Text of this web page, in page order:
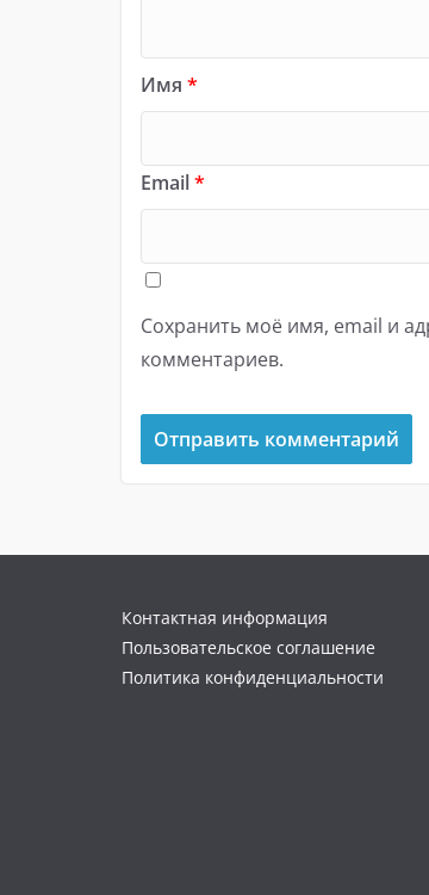
Имя *
Email*
Сохранить моё имя, email и
комментариев.
Контактная информация
Пользовательское соглашение
Политика конфиденциальности